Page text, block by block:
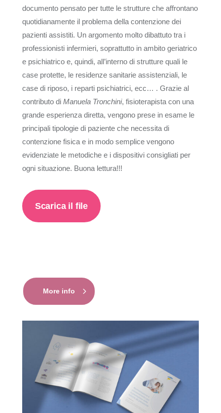
documento pensato per tutte le strutture che affrontano
quotidianamente il problema della contenzione dei
pazienti assistiti. Un argomento molto dibattuto tra i
professionisti infermieri, soprattutto in ambito geriatrico
e psichiatrico e, quindi, all’interno di strutture quali le
case protette, le residenze sanitarie assistenziali, le
case di riposo, i reparti psichiatrici, ecc… . Grazie al
contributo di Manuela Tronchini, fisioterapista con una
grande esperienza diretta, vengono prese in esame le
principali tipologie di paziente che necessita di
contenzione fisica e in modo semplice vengono
evidenziate le metodiche e i dispositivi consigliati per
ogni situazione. Buona lettura!!!
Scarica il file
More info